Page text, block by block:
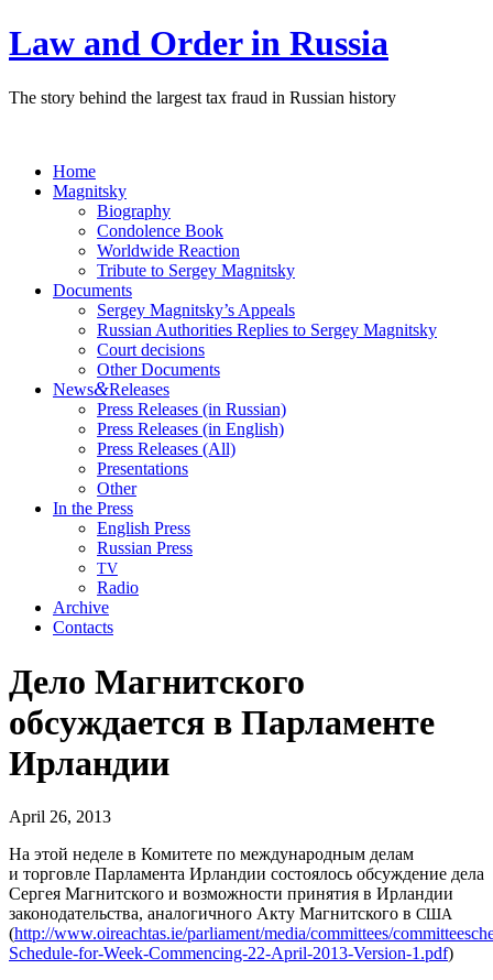
Law and Order in Russia
The story behind the largest tax fraud in Russian history
Home
Magnitsky
Biography
Condolence Book
Worldwide Reaction
Tribute to Sergey Magnitsky
Documents
Sergey Magnitsky’s Appeals
Russian Authorities Replies to Sergey Magnitsky
Court decisions
Other Documents
News&Releases
Press Releases (in Russian)
Press Releases (in English)
Press Releases (All)
Presentations
Other
In the Press
English Press
Russian Press
TV
Radio
Archive
Contacts
Дело Магнитского
обсуждается в Парламенте
Ирландии
April 26, 2013
На этой неделе в Комитете по международным делам
и торговле Парламента Ирландии состоялось обсуждение дела
Сергея Магнитского и возможности принятия в Ирландии
законодательства, аналогичного Акту Магнитского в США
(http://www.oireachtas.ie/parliament/media/committees/
Schedule-for-Week-Commencing-22-April-2013-Version‑1.pdf)